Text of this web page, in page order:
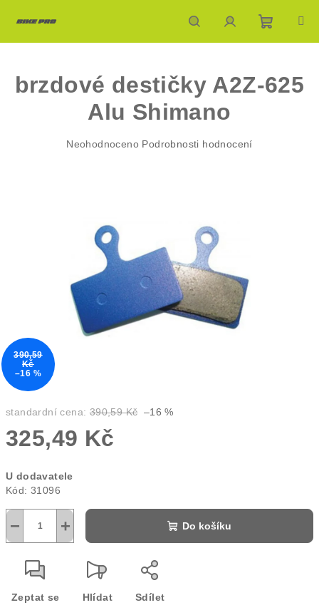
HledatPřihlášeníNákupní
košík
standardní cena: 390,59 Kč –16 %
325,49 Kč
cena:
U dodavatele
Kód: 31096
+
− Do košíku
Zeptat se Hlídat Sdílet
brzdové destičky A2Z-625
Alu Shimano
Průměrné
hvězdiček.
Neohodnoceno Podrobnosti hodnocení
390,59
Kč
–16 %